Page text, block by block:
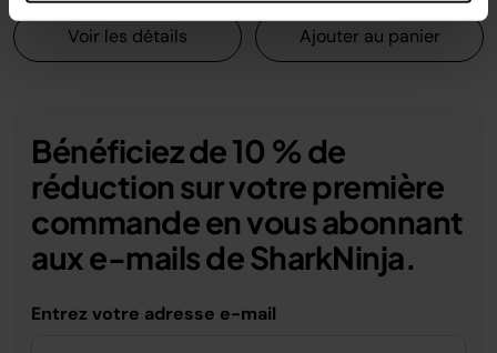
Voir les détails
Ajouter au panier
Bénéficiez de 10 % de
réduction sur votre première
commande en vous abonnant
aux e-mails de SharkNinja.
Entrez votre adresse e-mail